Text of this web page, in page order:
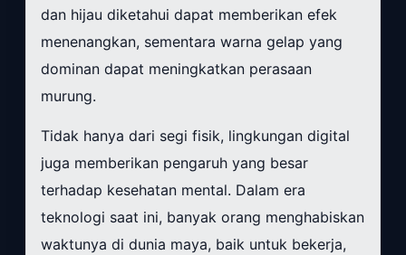
dan hijau diketahui dapat memberikan efek
menenangkan, sementara warna gelap yang
dominan dapat meningkatkan perasaan
murung.
Tidak hanya dari segi fisik, lingkungan digital
juga memberikan pengaruh yang besar
terhadap kesehatan mental. Dalam era
teknologi saat ini, banyak orang menghabiskan
waktunya di dunia maya, baik untuk bekerja,